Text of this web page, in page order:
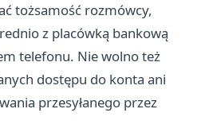
tożsamość rozmówcy,
z placówką bankową
telefonu. Nie wolno też
dostępu do konta ani
przesyłanego przez